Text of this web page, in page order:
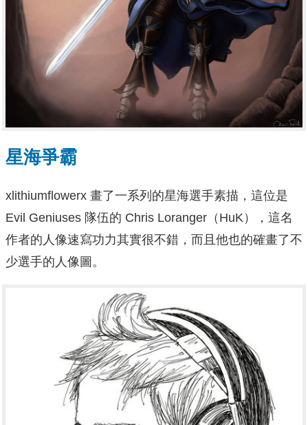
星海爭霸
xlithiumflowerx 畫了一系列的星海選手素描，這位是
Evil Geniuses 隊伍的 Chris Loranger（HuK）
，這名
作者的人像速寫功力其實很不錯，而且他也的確畫了不
少選手的人像圖。